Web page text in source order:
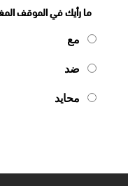
ما رأيك في الموقف
مع
ضد
محايد